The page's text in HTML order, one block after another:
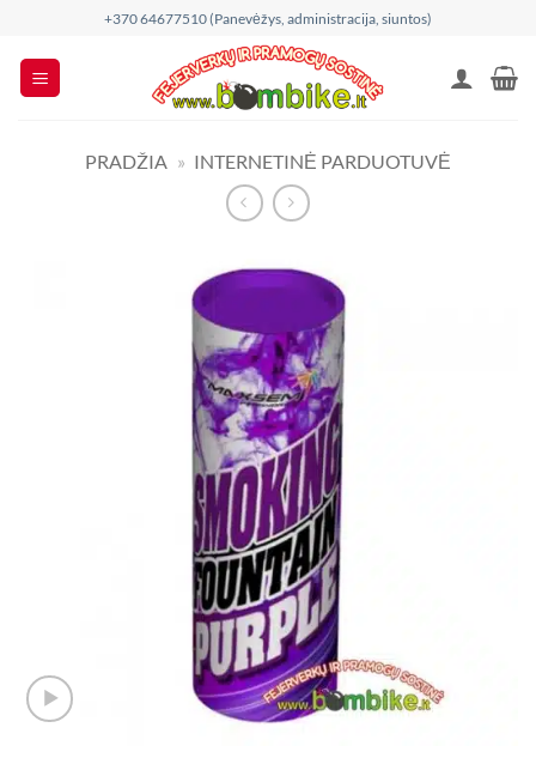
content
+370 64677510 (Panevėžys, administracija, siuntos)
PRADŽIA » INTERNETINĖ PARDUOTUVĖ